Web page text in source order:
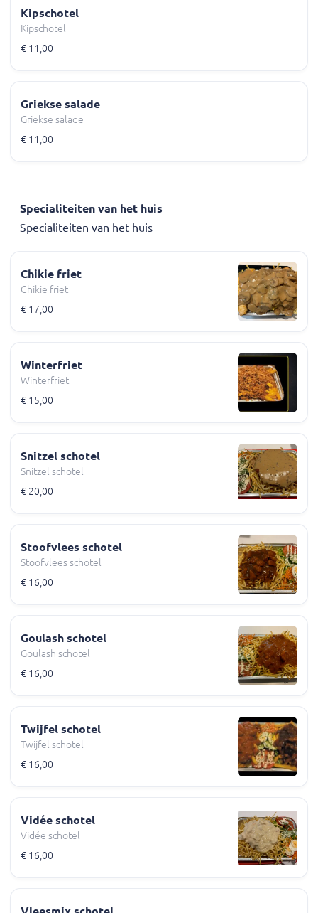
Kipschotel
Kipschotel
€ 11,00
Griekse salade
Griekse salade
€ 11,00
Specialiteiten van het huis
Specialiteiten van het huis
Chikie friet
Chikie friet
€ 17,00
Winterfriet
Winterfriet
€ 15,00
Snitzel schotel
Snitzel schotel
€ 20,00
Stoofvlees schotel
Stoofvlees schotel
€ 16,00
Goulash schotel
Goulash schotel
€ 16,00
Twijfel schotel
Twijfel schotel
€ 16,00
Vidée schotel
Vidée schotel
€ 16,00